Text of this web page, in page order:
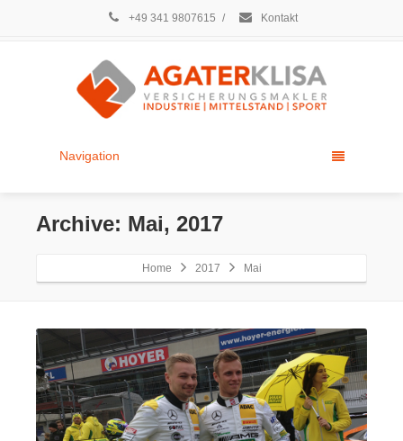
+49 341 9807615 / Kontakt
Navigation
Archive: Mai, 2017
Home 2017 Mai